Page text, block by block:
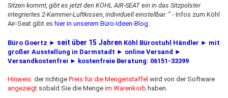
Sitzen kommt, gibt es jetzt den KÖHL AIR-SEAT ein in das Sitzpolster
integriertes 2-Kammer-Luftkissen, individuell einstellbar. ” - Infos zum Köhl
Air-Seat gibt es hier in unserem Büro-Ideen-Blog
Büro Goertz ► seit über 15 Jahren Köhl Bürostuhl Händler ► mit
großer Ausstellung in Darmstadt ► online Versand ►
Versandkostenfrei ► kostenfreie Beratung: 06151-33399
Hinweis: der richtige Preis für die Mengenstaffel wird von der Software
angezeigt sobald Sie die Menge im Warenkorb haben.